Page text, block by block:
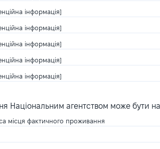
інформація]
інформація]
інформація]
інформація]
інформація]
Національним агентством може бути
місця фактичного проживання